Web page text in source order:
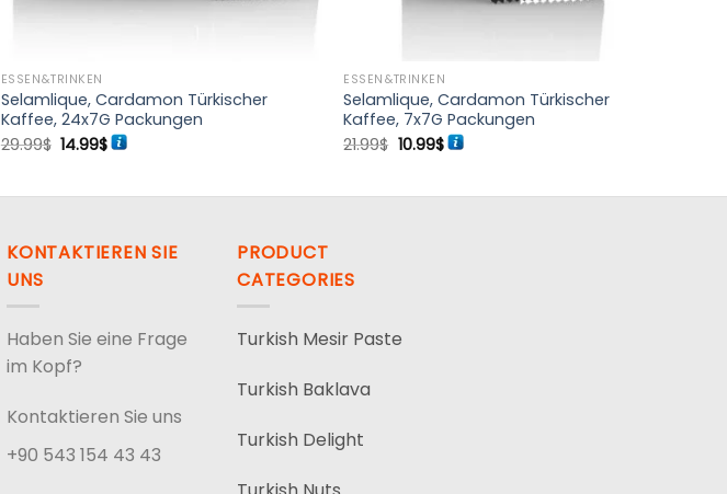
ESSEN&TRINKEN
Selamlique, Cardamon Türkischer
Kaffee, 24x7G Packungen
29.99$ Ursprünglicher
Preis
14.99$Aktueller
Preis
ESSEN&TRINKEN
Selamlique, Cardamon Türkischer
Kaffee, 7x7G Packungen
21.99$ Ursprünglicher
Preis
10.99$Aktueller
Preis
KONTAKTIEREN SIE
UNS
Haben Sie eine Frage
im Kopf?
Kontaktieren Sie uns
+90 543 154 43 43
PRODUCT
CATEGORIES
Turkish Mesir Paste
Turkish Baklava
Turkish Delight